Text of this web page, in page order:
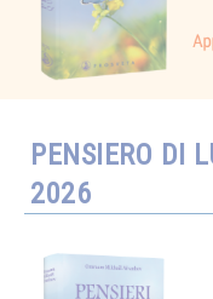
PENSIERO DI
2026